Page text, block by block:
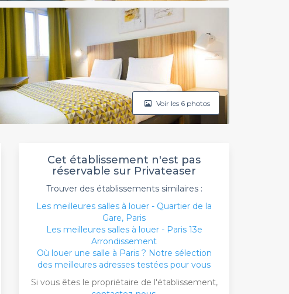
Voir les 6 photos
Cet établissement n'est pas
réservable sur Privateaser
Trouver des établissements similaires :
Les meilleures salles à louer - Quartier de la
Gare, Paris
Les meilleures salles à louer - Paris 13e
Arrondissement
Où louer une salle à Paris ? Notre sélection
des meilleures adresses testées pour vous
Si vous êtes le propriétaire de l'établissement,